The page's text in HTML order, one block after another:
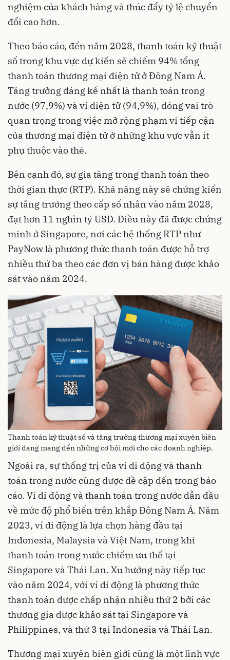
nghiệm của khách hàng và thúc đẩy tỷ lệ chuyển
đổi cao hơn.
Theo báo cáo, đến năm 2028, thanh toán kỹ thuật
số trong khu vực dự kiến sẽ chiếm 94% tổng
thanh toán thương mại điện tử ở Đông Nam Á.
Tăng trưởng đáng kể nhất là thanh toán trong
nước (97,9%) và ví điện tử (94,9%), đóng vai trò
quan trọng trong việc mở rộng phạm vi tiếp cận
của thương mại điện tử ở những khu vực vẫn ít
phụ thuộc vào thẻ.
Bên cạnh đó, sự gia tăng trong thanh toán theo
thời gian thực (RTP). Khả năng này sẽ chứng kiến
sự tăng trưởng theo cấp số nhân vào năm 2028,
đạt hơn 11 nghìn tỷ USD. Điều này đã được chứng
minh ở Singapore, nơi các hệ thống RTP như
PayNow là phương thức thanh toán được hỗ trợ
nhiều thứ ba theo các đơn vị bán hàng được khảo
sát vào năm 2024.
Thanh toán kỹ thuật số và tăng trưởng thương mại xuyên biên
giới đang mang đến những cơ hội mới cho các doanh nghiệp.
Ngoài ra, sự thống trị của ví di động và thanh
toán trong nước cũng được đề cập đến trong báo
cáo. Ví di động và thanh toán trong nước dẫn đầu
về mức độ phổ biến trên khắp Đông Nam Á. Năm
2023, ví di động là lựa chọn hàng đầu tại
Indonesia, Malaysia và Việt Nam, trong khi
thanh toán trong nước chiếm ưu thế tại
Singapore và Thái Lan. Xu hướng này tiếp tục
vào năm 2024, với ví di động là phương thức
thanh toán được chấp nhận nhiều thứ 2 bởi các
thương gia được khảo sát tại Singapore và
Philippines, và thứ 3 tại Indonesia và Thái Lan.
Thương mại xuyên biên giới cũng là một lĩnh vực